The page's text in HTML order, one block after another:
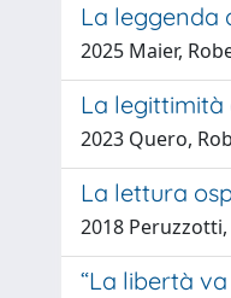
La leggenda
2025 Maier,
La legittimità
2023 Quero,
La lettura
2018 Peruzzotti,
“La libertà